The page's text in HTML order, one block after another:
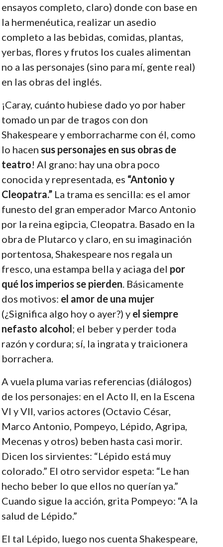
ensayos completo, claro) donde con base en
la hermenéutica, realizar un asedio
completo a las bebidas, comidas, plantas,
yerbas, flores y frutos los cuales alimentan
no a las personajes (sino para mí, gente real)
en las obras del inglés.
¡Caray, cuánto hubiese dado yo por haber
tomado un par de tragos con don
Shakespeare y emborracharme con él, como
lo hacen sus personajes en sus obras de
teatro! Al grano: hay una obra poco
conocida y representada, es “Antonio y
Cleopatra.”La trama es sencilla: es el amor
funesto del gran emperador Marco Antonio
por la reina egipcia, Cleopatra. Basado en la
obra de Plutarco y claro, en su imaginación
portentosa, Shakespeare nos regala un
fresco, una estampa bella y aciaga del por
qué los imperios se pierden . Básicamente
dos motivos: el amor de una mujer
(¿Significa algo hoy o ayer?) y el siempre
nefasto alcohol; el beber y perder toda
razón y cordura; sí, la ingrata y traicionera
borrachera.
A vuela pluma varias referencias (diálogos)
de los personajes: en el Acto II, en la Escena
VI y VII, varios actores (Octavio César,
Marco Antonio, Pompeyo, Lépido, Agripa,
Mecenas y otros) beben hasta casi morir.
Dicen los sirvientes: “Lépido está muy
colorado.” El otro servidor espeta: “Le han
hecho beber lo que ellos no querían ya.”
Cuando sigue la acción, grita Pompeyo: “A la
salud de Lépido.”
El tal Lépido, luego nos cuenta Shakespeare,